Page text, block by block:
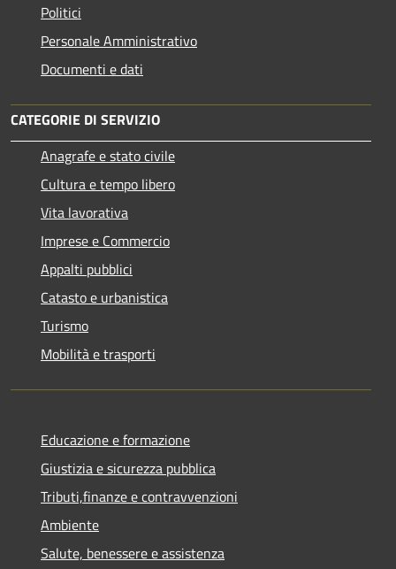
Politici
Personale Amministrativo
Documenti e dati
CATEGORIE DI SERVIZIO
Anagrafe e stato civile
Cultura e tempo libero
Vita lavorativa
Imprese e Commercio
Appalti pubblici
Catasto e urbanistica
Turismo
Mobilità e trasporti
Educazione e formazione
Giustizia e sicurezza pubblica
Tributi,finanze e contravvenzioni
Ambiente
Salute, benessere e assistenza